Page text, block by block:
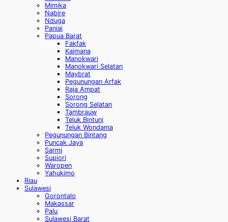
Mimika
Nabire
Nduga
Paniai
Papua Barat
Fakfak
Kaimana
Manokwari
Manokwari Selatan
Maybrat
Pegunungan Arfak
Raja Ampat
Sorong
Sorong Selatan
Tambrauw
Teluk Bintuni
Teluk Wondama
Pegunungan Bintang
Puncak Jaya
Sarmi
Supiori
Waropen
Yahukimo
Riau
Sulawesi
Gorontalo
Makassar
Palu
Sulawesi Barat